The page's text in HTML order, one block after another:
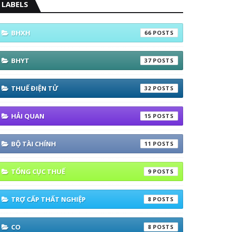
LABELS
BHXH 66
BHYT 37
THUẾ ĐIỆN TỬ 32
HẢI QUAN 15
BỘ TÀI CHÍNH 11
TỔNG CỤC THUẾ 9
TRỢ CẤP THẤT NGHIỆP 8
CO 8